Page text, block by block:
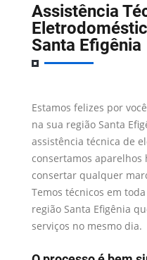
Assistência
Santa Efigênia
Estamos felizes por
na sua região Santa
assistência técnica de
consertamos aparelhos
consertar qualquer
Temos técnicos em
região Santa Efigênia
serviços no mesmo dia.